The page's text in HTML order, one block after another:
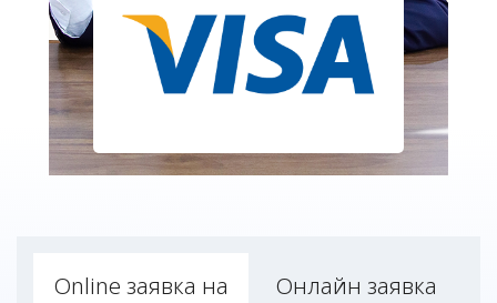
Online заявка на
Онлайн заявка